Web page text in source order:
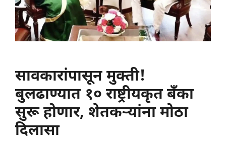
सावकारांपासून मुक्ती!
बुलढाण्यात १० राष्ट्रीयकृत बँका
सुरू होणार, शेतकऱ्यांना मोठा
दिलासा